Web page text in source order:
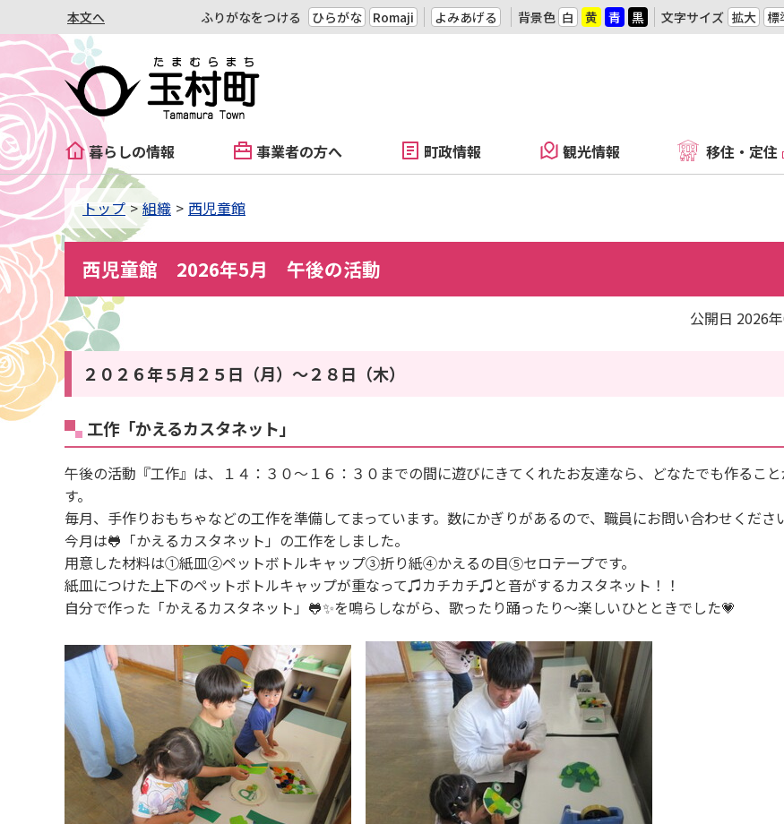
本文へ ふりがなをつける ひらがな Romaji よみあげる 背景色 白 黄 青 黒 文字サイズ 拡大 標
暮らしの情報 事業者の方へ 町政情報 観光情報 移住・定住
トップ 組織 西児童館
西児童館 2026年5月 午後の活動
公開日 2026
２０２６年５月２５日（月）〜２８日（木）
工作「かえるカスタネット」
午後の活動『工作』は、１４：３０〜１６：３０までの間に遊びにきてくれたお友達なら、どなたでも作るこ
す。
毎月、手作りおもちゃなどの工作を準備してまっています。数にかぎりがあるので、職員にお問い合わせくださ
今月は🐸「かえるカスタネット」の工作をしました。
用意した材料は①紙皿②ペットボトルキャップ③折り紙④かえるの目⑤セロテープです。
紙皿につけた上下のペットボトルキャップが重なって♫カチカチ♫と音がするカスタネット！！
自分で作った「かえるカスタネット」🐸✨を鳴らしながら、歌ったり踊ったり〜楽しいひとときでした💗